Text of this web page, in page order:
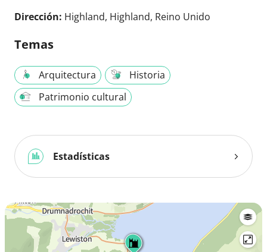
Dirección: Highland, Highland, Reino Unido
Temas
Arquitectura
Historia
Patrimonio cultural
Estadísticas